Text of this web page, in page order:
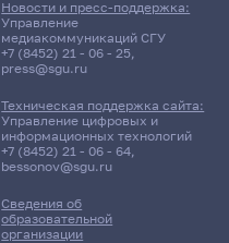
Сведения об
образовательной
организации
Новости и пресс-поддержка:
Управление
медиакоммуникаций СГУ
+7 (8452) 21 - 06 - 25,
press@sgu.ru
Техническая поддержка сайта:
Управление цифровых и
информационных технологий
+7 (8452) 21 - 06 - 64,
bessonov@sgu.ru